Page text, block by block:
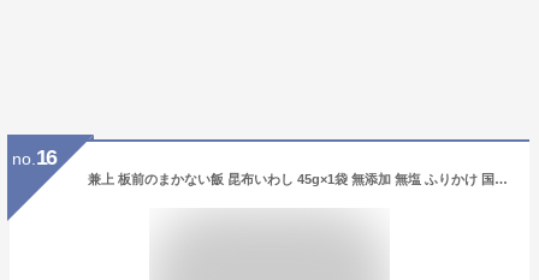
no. 16
兼上 板前のまかない飯 昆布いわし 45g×1袋 無添加 無塩 ふりかけ 国産 海苔 混ぜ込み おにぎり 混ぜご飯 離乳食 赤ちゃん 子供 子育て ミネラル 高タンパク 食物繊維 送料無料 グルテンフリー 1000円ポッキリ グルメ食品 産直 カネジョウ m